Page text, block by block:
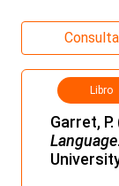
Libro
Garret,
Language